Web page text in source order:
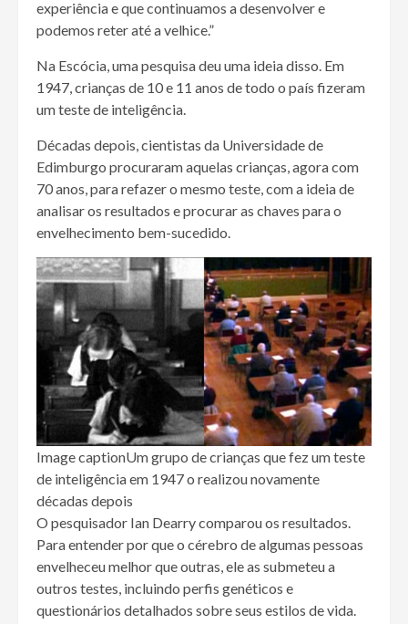
experiência e que continuamos a desenvolver e
podemos reter até a velhice.”
Na Escócia, uma pesquisa deu uma ideia disso. Em
1947, crianças de 10 e 11 anos de todo o país fizeram
um teste de inteligência.
Décadas depois, cientistas da Universidade de
Edimburgo procuraram aquelas crianças, agora com
70 anos, para refazer o mesmo teste, com a ideia de
analisar os resultados e procurar as chaves para o
envelhecimento bem-sucedido.
Image captionUm grupo de crianças que fez um teste
de inteligência em 1947 o realizou novamente
décadas depois
O pesquisador Ian Dearry comparou os resultados.
Para entender por que o cérebro de algumas pessoas
envelheceu melhor que outras, ele as submeteu a
outros testes, incluindo perfis genéticos e
questionários detalhados sobre seus estilos de vida.